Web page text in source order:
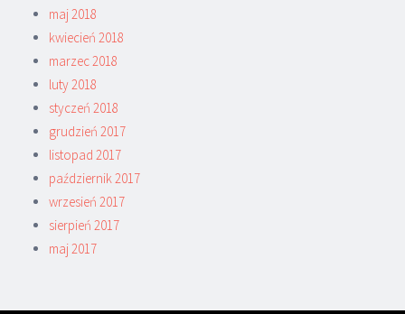
maj 2018
kwiecień 2018
marzec 2018
luty 2018
styczeń 2018
grudzień 2017
listopad 2017
październik 2017
wrzesień 2017
sierpień 2017
maj 2017